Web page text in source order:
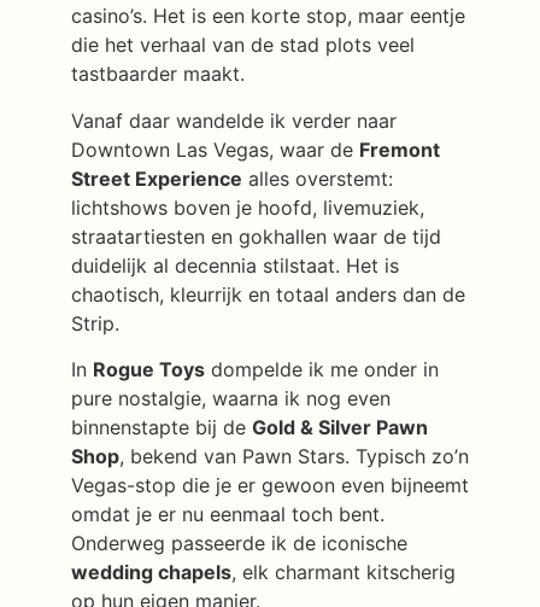
casino’s. Het is een korte stop, maar eentje
die het verhaal van de stad plots veel
tastbaarder maakt.
Vanaf daar wandelde ik verder naar
Downtown Las Vegas, waar de Fremont
Street Experience alles overstemt:
lichtshows boven je hoofd, livemuziek,
straatartiesten en gokhallen waar de tijd
duidelijk al decennia stilstaat. Het is
chaotisch, kleurrijk en totaal anders dan de
Strip.
In Rogue Toysdompelde ik me onder in
pure nostalgie, waarna ik nog even
binnenstapte bij de Gold & Silver Pawn
Shop, bekend van Pawn Stars. Typisch zo’n
Vegas-stop die je er gewoon even bijneemt
omdat je er nu eenmaal toch bent.
Onderweg passeerde ik de iconische
wedding chapels, elk charmant kitscherig
op hun eigen manier.